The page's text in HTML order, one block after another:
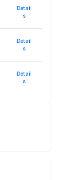
Detail
s
Detail
s
Detail
s